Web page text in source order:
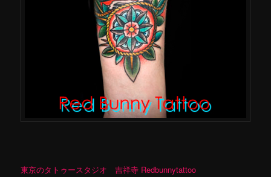
東京のタトゥースタジオ 吉祥寺 Redbunnytattoo